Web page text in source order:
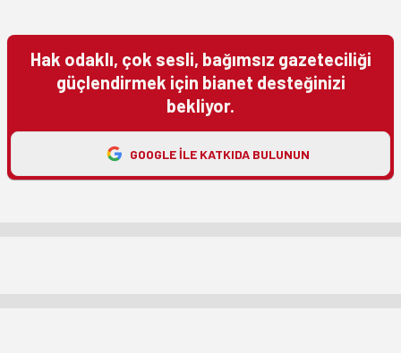
Hak odaklı, çok sesli, bağımsız gazeteciliği
güçlendirmek için bianet desteğinizi
bekliyor.
GOOGLE ILE KATKIDA BULUNUN